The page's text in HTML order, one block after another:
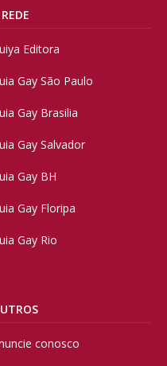
Editora
Gay São Paulo
Gay Brasilia
Gay Salvador
Gay BH
Gay Floripa
Gay Rio
conosco